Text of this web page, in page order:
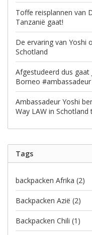
Toffe reisplannen van
Tanzanië gaat!
De ervaring van Yoshi
Schotland
Afgestudeerd dus gaat
Borneo #ambassadeur
Ambassadeur Yoshi
Way LAW in Schotland
Tags
backpacken Afrika (2)
Backpacken Azië (2)
Backpacken Chili (1)